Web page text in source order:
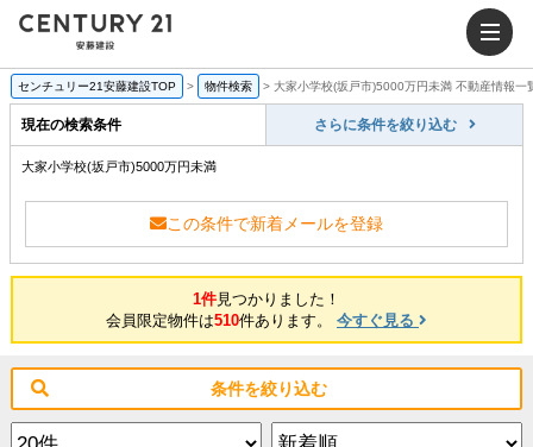
センチュリー21安藤建設TOP > 物件検索 > 大家小学校(坂戸市)5000万円未満 不動産情報一
現在の検索条件 さらに条件を絞り込む
大家小学校(坂戸市)5000万円未満
この条件で新着メールを登録
1件見つかりました！
会員限定物件は510件あります。 今すぐ見る
条件を絞り込む